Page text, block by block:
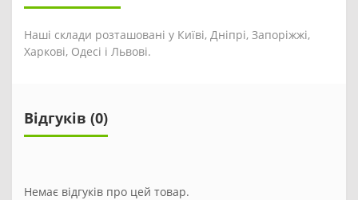
Наші склади розташовані у Київі, Дніпрі, Запоріжжі,
Харкові, Одесі і Львові.
Відгуків (0)
Немає відгуків про цей товар.